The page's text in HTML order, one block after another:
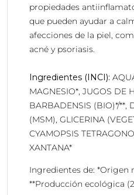
propiedades
que pueden ayudar a
afecciones de la piel,
acné y psoriasis.
Ingredientes (INCI):
MAGNESIO*, JUGOS DE
BARBADENSIS (BIO)*/**,
(MSM), GLICERINA
CYAMOPSIS
XANTANA*
Ingredientes de: *Origen
**Producción ecológica